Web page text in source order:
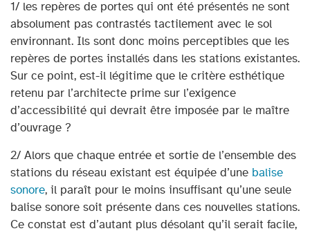
1/ les repères de portes qui ont été présentés ne sont
absolument pas contrastés tactilement avec le sol
environnant. Ils sont donc moins perceptibles que les
repères de portes installés dans les stations existantes.
Sur ce point, est-il légitime que le critère esthétique
retenu par l’architecte prime sur l’exigence
d’accessibilité qui devrait être imposée par le maître
d’ouvrage ?
2/ Alors que chaque entrée et sortie de l’ensemble des
stations du réseau existant est équipée d’une balise
sonore, il paraît pour le moins insuffisant qu’une seule
balise sonore soit présente dans ces nouvelles stations.
Ce constat est d’autant plus désolant qu’il serait facile,